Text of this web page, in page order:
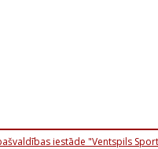
iestāde "Ventspils